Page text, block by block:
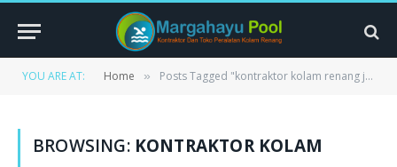
YOU ARE AT: Home » Posts Tagged "kontraktor kolam renang jacuzzi"
BROWSING: KONTRAKTOR KOLAM